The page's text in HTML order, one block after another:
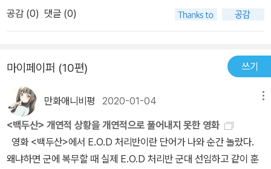
향이 있다. 아이에게 우리 나라의 오랜 전통과 유구한 역사를 일깨워
되는 것이기도 하고, 우리 역사에 흥미를 느끼게 하는 계기가 되는 것
이기도 하다는 점에서 의미가 있는 책이라고 하겠다.
공감 (0) 댓글 (0)
마이페이퍼 (10편) 쓰기
만화애니비평 2020-01-04
<백두산> 개연적 상황을 개연적으로 풀어내지 못한 영화
왜냐하면 군에 복무할 때 실제 E.O.D 처리반 군대 선임하고 같이 훈